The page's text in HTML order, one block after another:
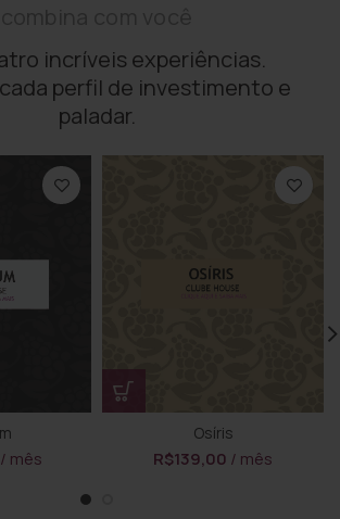
incríveis experiências.
perfil de investimento e
paladar.
/ mês
Osíris
R$139,00 / mês